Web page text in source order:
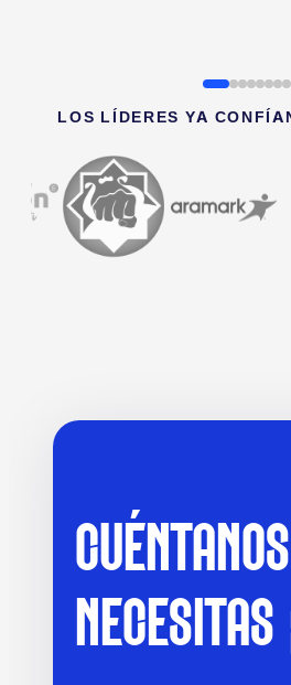
LOS LÍDERES YA